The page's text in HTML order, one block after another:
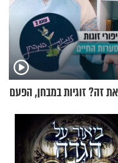
זה? זוגיות במבחן, הפעם